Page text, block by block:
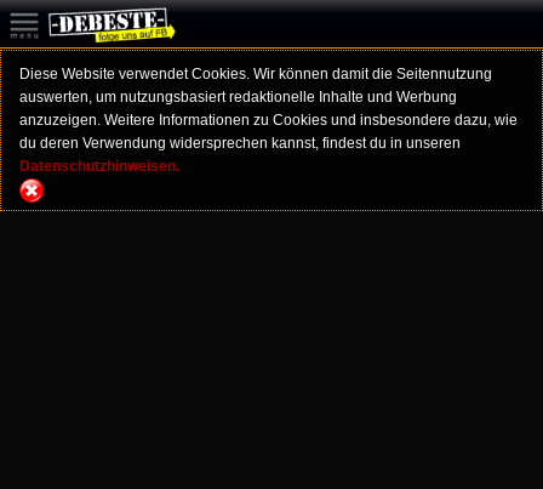
Diese Website verwendet Cookies. Wir können damit die Seitennutzung
auswerten, um nutzungsbasiert redaktionelle Inhalte und Werbung
anzuzeigen. Weitere Informationen zu Cookies und insbesondere dazu, wie
du deren Verwendung widersprechen kannst, findest du in unseren
Datenschutzhinweisen.